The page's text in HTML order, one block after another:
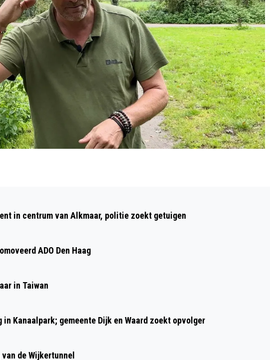
PER MAAND; GROOTSTE STIJGING OOIT
in centrum van Alkmaar, politie zoekt getuigen
ADO Den Haag
in Taiwan
Kanaalpark; gemeente Dijk en Waard zoekt opvolger
de Wijkertunnel